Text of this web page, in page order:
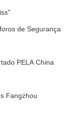
de Segurança
PELA China
Fangzhou